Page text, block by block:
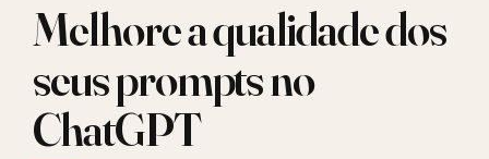
Melhore a qualidade dos
seus prompts no
ChatGPT